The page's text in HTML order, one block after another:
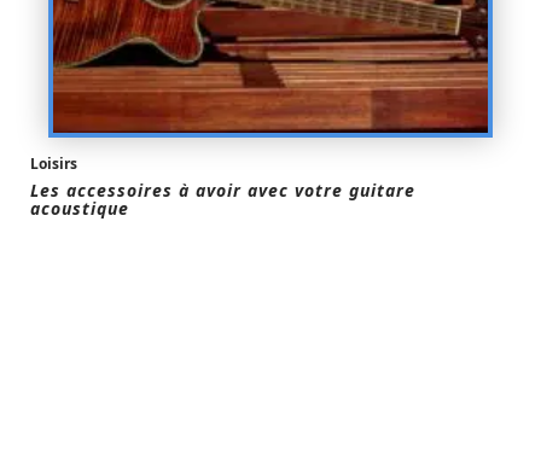
Loisirs
Les accessoires à avoir avec votre guitare
acoustique